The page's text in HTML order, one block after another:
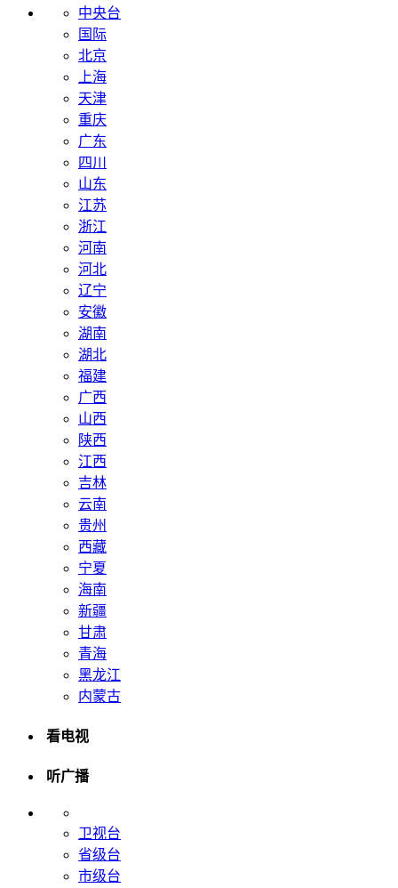
中央台
国际
北京
上海
天津
重庆
广东
四川
山东
江苏
浙江
河南
河北
辽宁
安徽
湖南
湖北
福建
广西
山西
陕西
江西
吉林
云南
贵州
西藏
宁夏
海南
新疆
甘肃
青海
黑龙江
内蒙古
看电视
听广播
卫视台
省级台
市级台